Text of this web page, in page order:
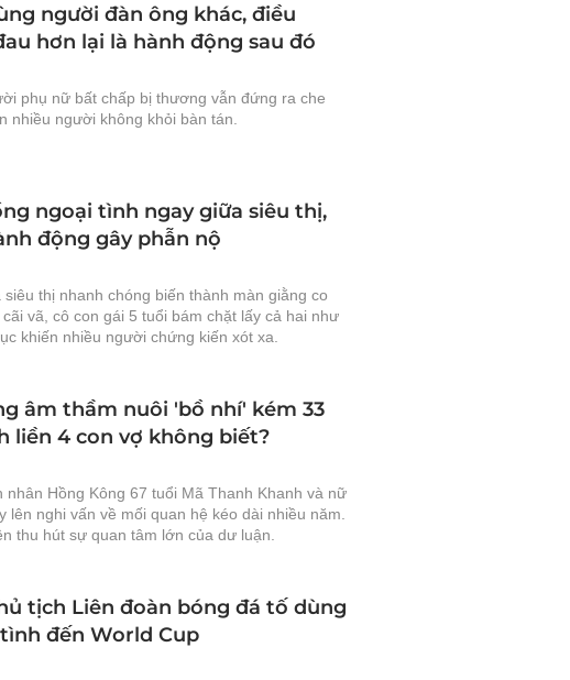
người đàn ông khác, điều
hơn lại là hành động sau đó
phụ nữ bất chấp bị thương vẫn đứng ra che
nhiều người không khỏi bàn tán.
ngoại tình ngay giữa siêu thị,
động gây phẫn nộ
thị nhanh chóng biến thành màn giằng co
vã, cô con gái 5 tuổi bám chặt lấy cả hai như
khiến nhiều người chứng kiến xót xa.
âm thầm nuôi 'bồ nhí' kém 33
liền 4 con vợ không biết?
nhân Hồng Kông 67 tuổi Mã Thanh Khanh và nữ
lên nghi vấn về mối quan hệ kéo dài nhiều năm.
thu hút sự quan tâm lớn của dư luận.
tịch Liên đoàn bóng đá tố dùng
đến World Cup